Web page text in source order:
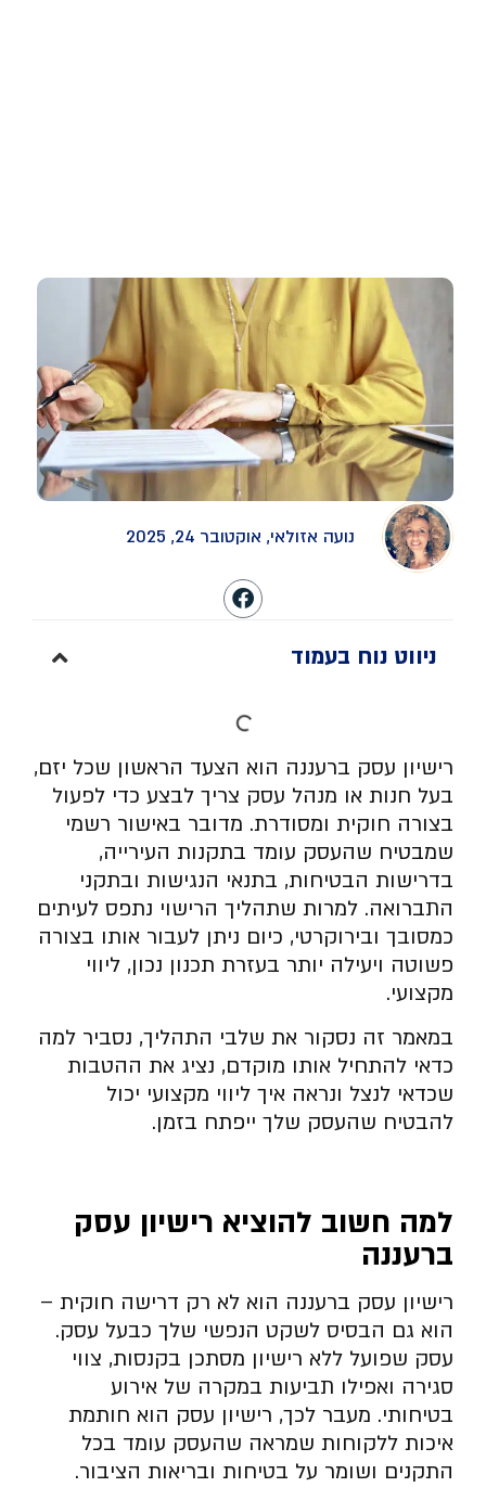
נועה אזולאי, אוקטובר 24, 2025
ניווט נוח בעמוד
רישיון עסק ברעננה הוא הצעד הראשון שכל יזם,
בעל חנות או מנהל עסק צריך לבצע כדי לפעול
בצורה חוקית ומסודרת. מדובר באישור רשמי
שמבטיח שהעסק עומד בתקנות העירייה,
בדרישות הבטיחות, בתנאי הנגישות ובתקני
התברואה. למרות שתהליך הרישוי נתפס לעיתים
כמסובך ובירוקרטי, כיום ניתן לעבור אותו בצורה
פשוטה ויעילה יותר בעזרת תכנון נכון, ליווי
מקצועי.
במאמר זה נסקור את שלבי התהליך, נסביר למה
כדאי להתחיל אותו מוקדם, נציג את ההטבות
שכדאי לנצל ונראה איך ליווי מקצועי יכול
להבטיח שהעסק שלך ייפתח בזמן.
למה חשוב להוציא רישיון עסק
ברעננה
רישיון עסק ברעננה הוא לא רק דרישה חוקית –
הוא גם הבסיס לשקט הנפשי שלך כבעל עסק.
עסק שפועל ללא רישיון מסתכן בקנסות, צווי
סגירה ואפילו תביעות במקרה של אירוע
בטיחותי. מעבר לכך, רישיון עסק הוא חותמת
איכות ללקוחות שמראה שהעסק עומד בכל
התקנים ושומר על בטיחות ובריאות הציבור.